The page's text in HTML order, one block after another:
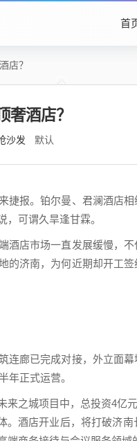
首
店？
奢酒店？
沙发 默认
捷报。铂尔曼、君澜酒店
可谓久旱逢甘霖。
酒店市场一直发展缓慢，
的济南，为何近期却开工
连廊已完成对接，外立面
年正式运营。
之城项目中，总投资4亿
酒店开业后，将打破济南